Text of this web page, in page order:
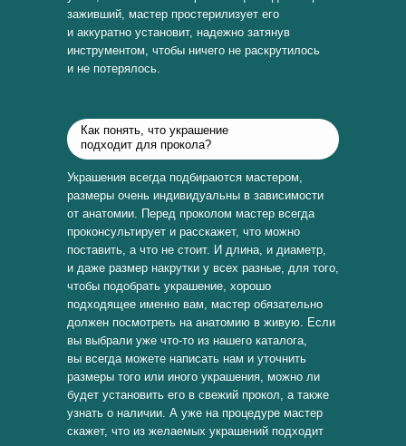
заживший, мастер простерилизует его
и аккуратно установит, надежно затянув
инструментом, чтобы ничего не раскрутилось
и не потерялось.
Как понять, что украшение
подходит для прокола?
Украшения всегда подбираются мастером,
размеры очень индивидуальны в зависимости
от анатомии. Перед проколом мастер всегда
проконсультирует и расскажет, что можно
поставить, а что не стоит. И длина, и диаметр,
и даже размер накрутки у всех разные, для того,
чтобы подобрать украшение, хорошо
подходящее именно вам, мастер обязательно
должен посмотреть на анатомию в живую. Если
вы выбрали уже что-то из нашего каталога,
вы всегда можете написать нам и уточнить
размеры того или иного украшения, можно ли
будет установить его в свежий прокол, а также
узнать о наличии. А уже на процедуре мастер
скажет, что из желаемых украшений подходит